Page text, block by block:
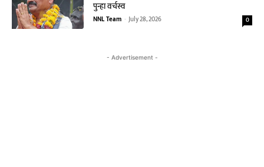
पुन्हा वर्चस्व
NNL Team - July 28, 2026 0
- Advertisement -